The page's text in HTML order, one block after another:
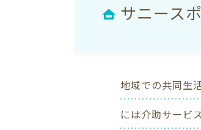
サニース
地域での共同生
には介助サービ